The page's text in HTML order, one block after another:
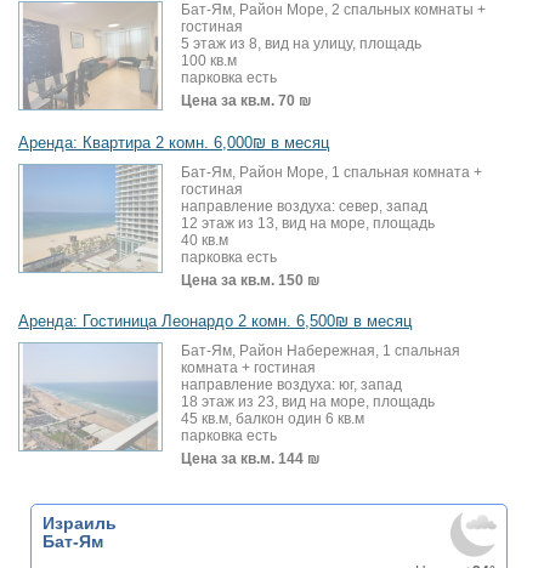
Бат-Ям, Район Море, 2 спальных комнаты +
гостиная
5 этаж из 8, вид на улицу, площадь
100 кв.м
парковка есть
Цена за кв.м. 70 ₪
Аренда: Квартира 2 комн. 6,000₪ в месяц
Бат-Ям, Район Море, 1 спальная комната +
гостиная
направление воздуха: север, запад
12 этаж из 13, вид на море, площадь
40 кв.м
парковка есть
Цена за кв.м. 150 ₪
Аренда: Гостиница Леонардо 2 комн. 6,500₪ в месяц
Бат-Ям, Район Набережная, 1 спальная
комната + гостиная
направление воздуха: юг, запад
18 этаж из 23, вид на море, площадь
45 кв.м, балкон один 6 кв.м
парковка есть
Цена за кв.м. 144 ₪
Израиль
Бат-Ям